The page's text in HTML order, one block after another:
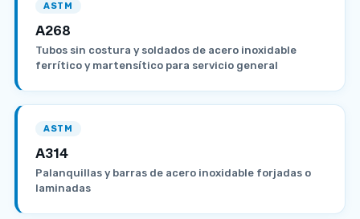
ASTM
A268
Tubos sin costura y soldados de acero inoxidable
ferrítico y martensítico para servicio general
ASTM
A314
Palanquillas y barras de acero inoxidable forjadas o
laminadas